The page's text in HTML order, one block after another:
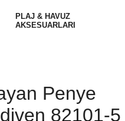
PLAJ & HAVUZ
AKSESUARLARI
Penye
82101-5